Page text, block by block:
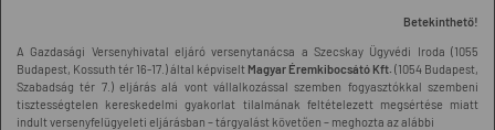
Betekinthető!
A Gazdasági Versenyhivatal eljáró versenytanácsa a Szecskay Ügyvédi Iroda (1055
Budapest, Kossuth tér 16-17.) által képviselt Magyar Éremkibocsátó Kft. (1054 Budapest,
Szabadság tér 7.) eljárás alá vont vállalkozással szemben fogyasztókkal szembeni
tisztességtelen kereskedelmi gyakorlat tilalmának feltételezett megsértése miatt
indult versenyfelügyeleti eljárásban – tárgyalást követően – meghozta az alábbi